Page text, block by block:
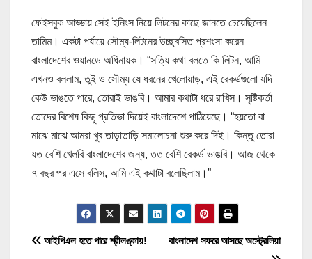
ফেইসবুক আড্ডায় সেই ইনিংস নিয়ে লিটনের কাছে জানতে চেয়েছিলেন
তামিম। একটা পর্যায়ে সৌম্য-লিটনের উচ্ছ্বসিত প্রশংসা করেন
বাংলাদেশের ওয়ানডে অধিনায়ক। “সত্যি কথা বলতে কি লিটন, আমি
এখনও বললাম, তুই ও সৌম্য যে ধরনের খেলোয়াড়, এই রেকর্ডগুলো যদি
কেউ ভাঙতে পারে, তোরাই ভাঙবি। আমার কথাটা ধরে রাখিস। সৃষ্টিকর্তা
তোদের বিশেষ কিছু প্রতিভা দিয়েই বাংলাদেশে পাঠিয়েছে। “হয়তো বা
মাঝে মাঝে আমরা খুব তাড়াতাড়ি সমালোচনা শুরু করে দিই। কিন্তু তোরা
যত বেশি খেলবি বাংলাদেশের জন্য, তত বেশি রেকর্ড ভাঙবি। আজ থেকে
৭ বছর পর এসে বলিস, আমি এই কথাটা বলেছিলাম।”
P
বাংলাদেশ সফরে আসছে অস্ট্রেলিয়া
আইপিএল হতে পারে শ্রীলঙ্কায়!